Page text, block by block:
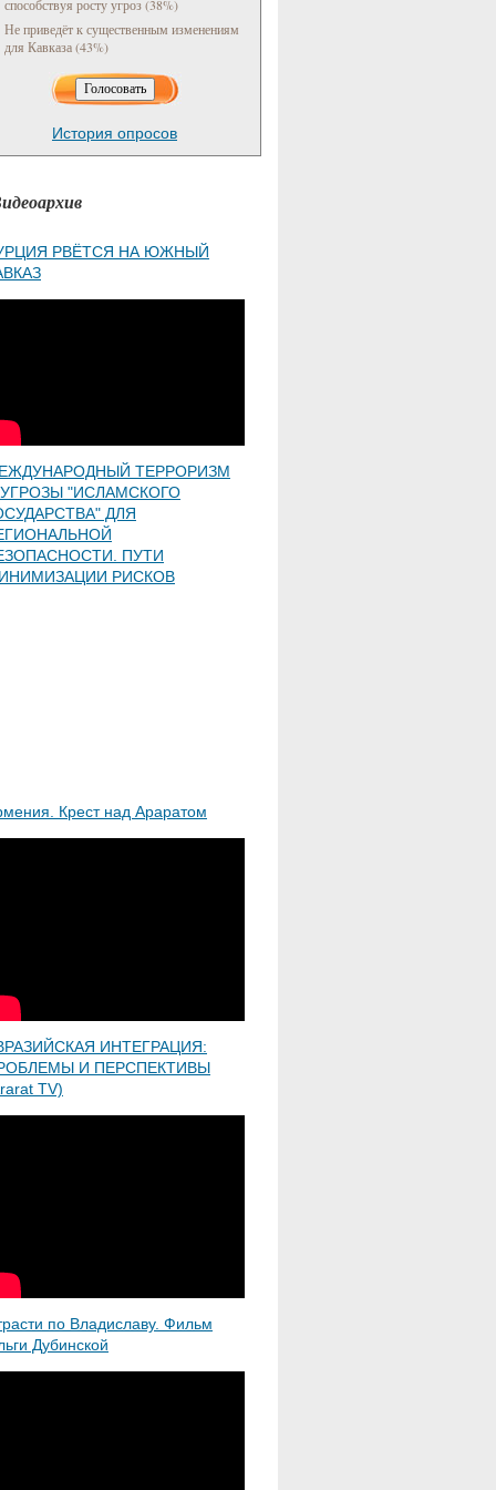
способствуя росту угроз (38%)
Не приведёт к существенным изменениям
для Кавказа (43%)
История опросов
РВЁТСЯ НА ЮЖНЫЙ
ТЕРРОРИЗМ
"ИСЛАМСКОГО
ДЛЯ
ПУТИ
РИСКОВ
Крест над Араратом
ИНТЕГРАЦИЯ:
И ПЕРСПЕКТИВЫ
TV)
по Владиславу. Фильм
Дубинской